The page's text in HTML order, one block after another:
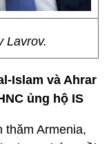
Lavrov.
Islam và Ahrar
ủng hộ IS
thăm Armenia,